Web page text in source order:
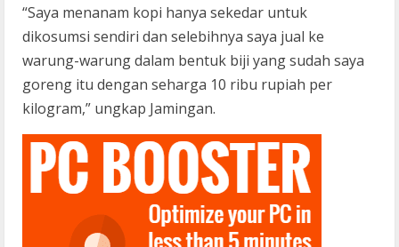
“Saya menanam kopi hanya sekedar untuk
dikosumsi sendiri dan selebihnya saya jual ke
warung-warung dalam bentuk biji yang sudah saya
goreng itu dengan seharga 10 ribu rupiah per
kilogram,” ungkap Jamingan.